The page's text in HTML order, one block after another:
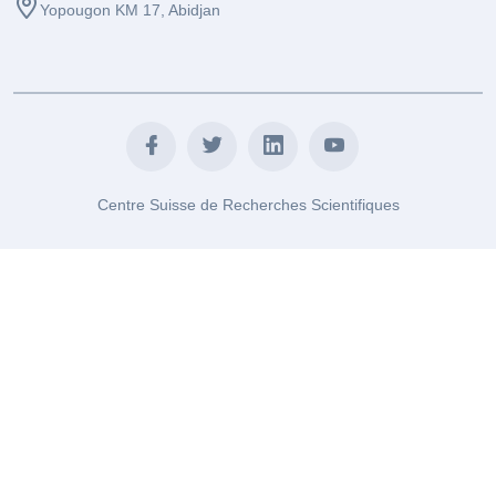
Yopougon KM 17, Abidjan
Centre Suisse de Recherches Scientifiques